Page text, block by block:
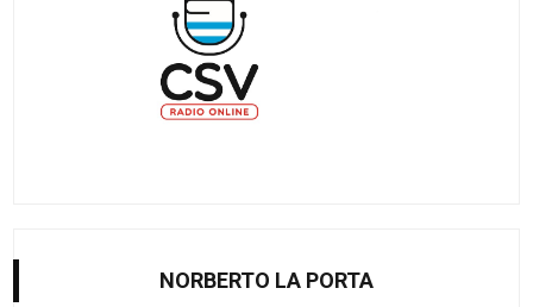
NORBERTO LA PORTA